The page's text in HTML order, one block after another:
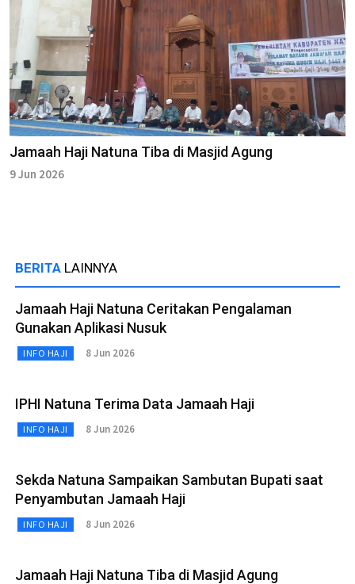
Jamaah Haji Natuna Tiba di Masjid Agung
9 Jun 2026
BERITA LAINNYA
Jamaah Haji Natuna Ceritakan Pengalaman
Gunakan Aplikasi Nusuk
INFO HAJI 8 Jun 2026
IPHI Natuna Terima Data Jamaah Haji
INFO HAJI 8 Jun 2026
Sekda Natuna Sampaikan Sambutan Bupati saat
Penyambutan Jamaah Haji
INFO HAJI 8 Jun 2026
Jamaah Haji Natuna Tiba di Masjid Agung